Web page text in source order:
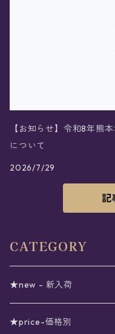
【お知らせ】令和8年熊
について
2026/7/29
記
CATEGORY
★new - 新入荷
★price-価格別